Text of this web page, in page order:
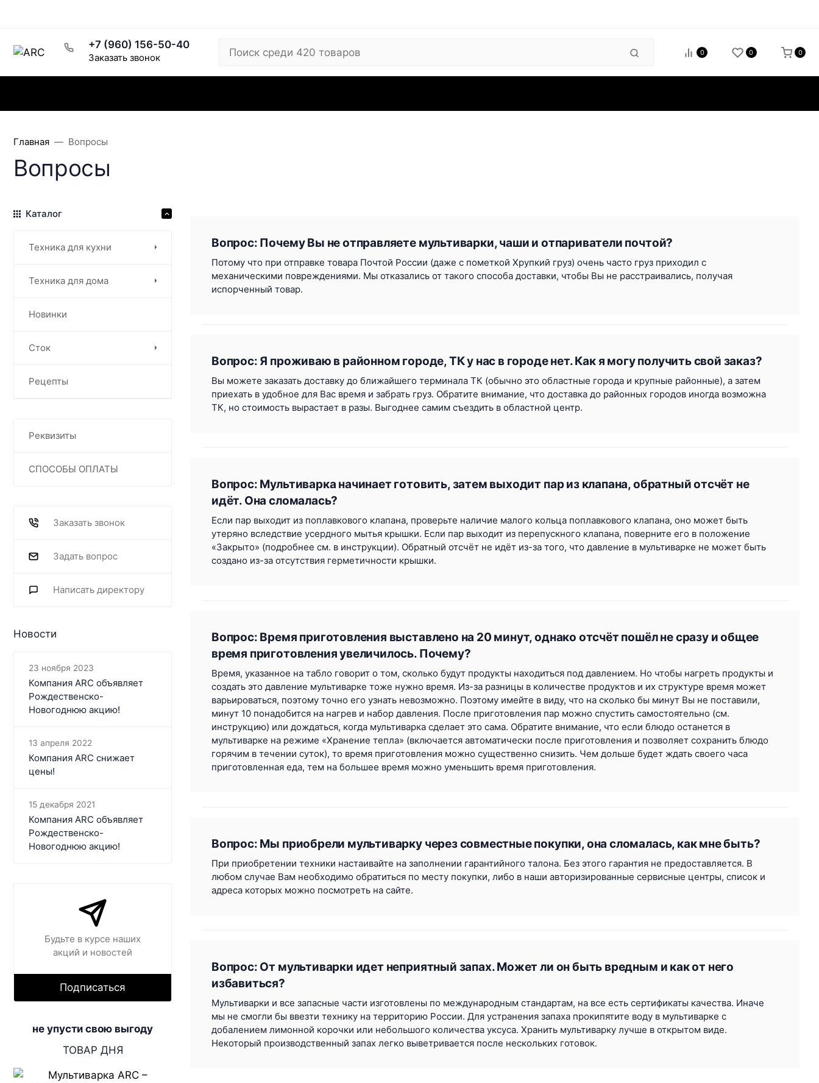
+7 (960) 156-50-40
Заказать звонок 0 0 0
Главная Вопросы
Вопросы
Каталог
Техника для кухни
Техника для дома
Новинки
Сток
Рецепты
Реквизиты
СПОСОБЫ ОПЛАТЫ
Заказать звонок
Задать вопрос
Написать директору
Новости
23 ноября 2023
Компания ARC объявляет
Рождественско-
Новогоднюю акцию!
13 апреля 2022
Компания ARC​ снижает
цены!
15 декабря 2021
Компания ARC объявляет
Рождественско-
Новогоднюю акцию!
Будьте в курсе наших
акций и новостей
Подписаться
не упусти свою выгоду
ТОВАР ДНЯ
Вопрос: Почему Вы не отправляете мультиварки, чаши и отпариватели почтой?
Потому что при отправке товара Почтой России (даже с пометкой Хрупкий груз) очень часто груз приходил с
механическими повреждениями. Мы отказались от такого способа доставки, чтобы Вы не расстраивались, получая
испорченный товар.
Вопрос: Я проживаю в районном городе, ТК у нас в городе нет. Как я могу получить свой заказ?
Вы можете заказать доставку до ближайшего терминала ТК (обычно это областные города и крупные районные), а затем
приехать в удобное для Вас время и забрать груз. Обратите внимание, что доставка до районных городов иногда возможна
ТК, но стоимость вырастает в разы. Выгоднее самим съездить в областной центр.
Вопрос: Мультиварка начинает готовить, затем выходит пар из клапана, обратный отсчёт не
идёт. Она сломалась?
Если пар выходит из поплавкового клапана, проверьте наличие малого кольца поплавкового клапана, оно может быть
утеряно вследствие усердного мытья крышки. Если пар выходит из перепускного клапана, поверните его в положение
«Закрыто» (подробнее см. в инструкции). Обратный отсчёт не идёт из-за того, что давление в мультиварке не может быть
создано из-за отсутствия герметичности крышки.
Вопрос: Время приготовления выставлено на 20 минут, однако отсчёт пошёл не сразу и общее
время приготовления увеличилось. Почему?
Время, указанное на табло говорит о том, сколько будут продукты находиться под давлением. Но чтобы нагреть продукты и
создать это давление мультиварке тоже нужно время. Из-за разницы в количестве продуктов и их структуре время может
варьироваться, поэтому точно его узнать невозможно. Поэтому имейте в виду, что на сколько бы минут Вы не поставили,
минут 10 понадобится на нагрев и набор давления. После приготовления пар можно спустить самостоятельно (см.
инструкцию) или дождаться, когда мультиварка сделает это сама. Обратите внимание, что если блюдо останется в
мультиварке на режиме «Хранение тепла» (включается автоматически после приготовления и позволяет сохранить блюдо
горячим в течении суток), то время приготовления можно существенно снизить. Чем дольше будет ждать своего часа
приготовленная еда, тем на большее время можно уменьшить время приготовления.
Вопрос: Мы приобрели мультиварку через совместные покупки, она сломалась, как мне быть?
При приобретении техники настаивайте на заполнении гарантийного талона. Без этого гарантия не предоставляется. В
любом случае Вам необходимо обратиться по месту покупки, либо в наши авторизированные сервисные центры, список и
адреса которых можно посмотреть на сайте.
Вопрос: От мультиварки идет неприятный запах. Может ли он быть вредным и как от него
избавиться?
Мультиварки и все запасные части изготовлены по международным стандартам, на все есть сертификаты качества. Иначе
мы не смогли бы ввезти технику на территорию России. Для устранения запаха прокипятите воду в мультиварке с
добалением лимонной корочки или небольшого количества уксуса. Хранить мультиварку лучше в открытом виде.
Некоторый производственный запах легко выветривается после нескольких готовок.